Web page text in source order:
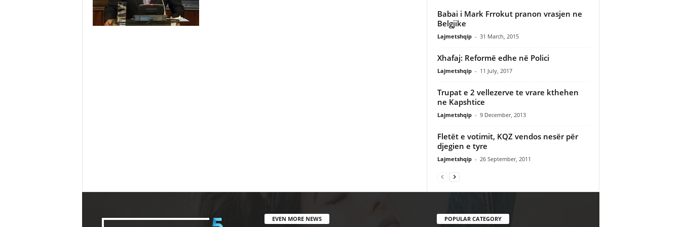
Babai i Mark Frrokut pranon vrasjen ne
Belgjike
Lajmetshqip - 31 March, 2015
Xhafaj: Reformë edhe në Polici
Lajmetshqip - 11 July, 2017
Trupat e 2 vellezerve te vrare kthehen
ne Kapshtice
Lajmetshqip - 9 December, 2013
Fletët e votimit, KQZ vendos nesër për
djegien e tyre
Lajmetshqip - 26 September, 2011
EVEN MORE NEWS POPULAR CATEGORY